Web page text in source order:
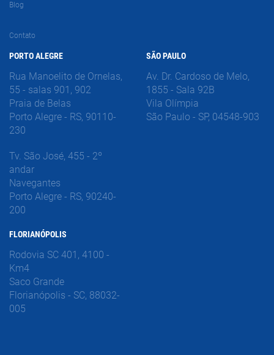
Blog
Contato
PORTO ALEGRE
Rua Manoelito de Ornelas,
55 - salas 901, 902
Praia de Belas
Porto Alegre - RS, 90110-
230
Tv. São José, 455 - 2º
andar
Navegantes
Porto Alegre - RS, 90240-
200
FLORIANÓPOLIS
Rodovia SC 401, 4100 -
Km4
Saco Grande
Florianópolis - SC, 88032-
005
SÃO PAULO
Av. Dr. Cardoso de Melo,
1855 - Sala 92B
Vila Olímpia
São Paulo - SP, 04548-903